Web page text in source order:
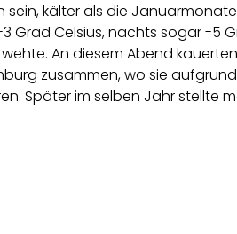
sein, kälter als die
Grad Celsius, nachts sogar -5
An diesem Abend
zusammen, wo sie
Später im selben Jahr stellte